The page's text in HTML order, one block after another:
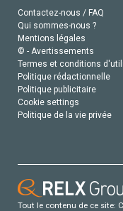
Contactez-nous / FAQ
Qui sommes-nous ?
Mentions légales
© - Avertissements
Termes et conditions
Politique rédactionnelle
Politique publicitaire
Cookie settings
Politique de la vie privée
Tout le contenu de ce site: